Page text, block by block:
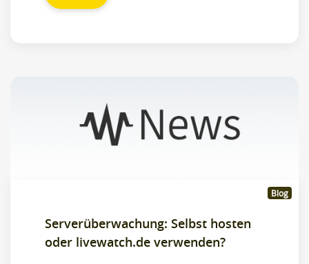
Blog
Serverüberwachung: Selbst hosten
oder livewatch.de verwenden?